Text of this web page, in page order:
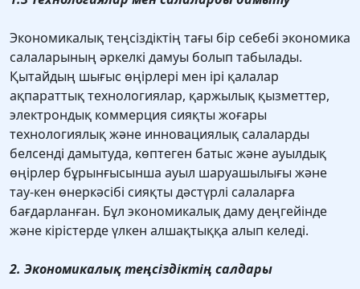
Экономикалық теңсіздіктің тағы бір себебі экономика
салаларының әркелкі дамуы болып табылады.
Қытайдың шығыс өңірлері мен ірі қалалар
ақпараттық технологиялар, қаржылық қызметтер,
электрондық коммерция сияқты жоғары
технологиялық және инновациялық салаларды
белсенді дамытуда, көптеген батыс және ауылдық
өңірлер бұрынғысынша ауыл шаруашылығы және
тау-кен өнеркәсібі сияқты дәстүрлі салаларға
бағдарланған. Бұл экономикалық даму деңгейінде
және кірістерде үлкен алшақтыққа алып келеді.
2. Экономикалық теңсіздіктің салдары